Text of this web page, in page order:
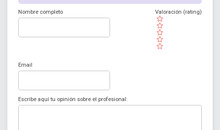
Nombre completo
( )
( )
( )
( )
( )
Valoración (rating)
Email
Escribe aquí tu opinión sobre el profesional: